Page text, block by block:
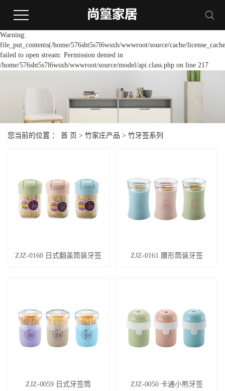
Warning:
file_put_contents(/home/576sht5s7l6wsxh/wwwroot/source/cache/
failed to open stream: Permission denied in
/home/576sht5s7l6wsxh/wwwroot/source/model/api.class.php on line 217
您当前的位置 ： 首 页 > 竹家庄产品 > 竹牙签系列
ZJZ-0160 日式翻盖筒装牙签 ZJZ-0161 腰形筒装牙签
ZJZ-0059 日式牙签筒 ZJZ-0050 卡通小熊牙签